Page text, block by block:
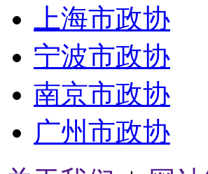
上海市政协
宁波市政协
南京市政协
广州市政协